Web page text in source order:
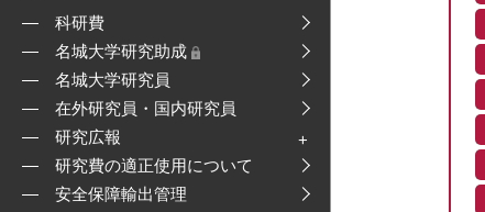
科研費
名城大学研究助成
名城大学研究員
在外研究員・国内研究員
研究広報
研究費の適正使用について
安全保障輸出管理